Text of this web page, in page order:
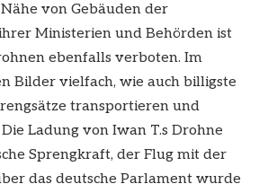
von Gebäuden der
Ministerien und Behörden ist
ebenfalls verboten. Im
Bilder vielfach, wie auch billigste
transportieren und
Ladung von Iwan T.s Drohne
Sprengkraft, der Flug mit der
das deutsche Parlament wurde